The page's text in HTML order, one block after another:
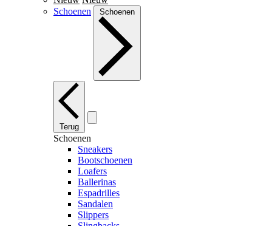
Schoenen
Schoenen
Terug
Schoenen
Sneakers
Bootschoenen
Loafers
Ballerinas
Espadrilles
Sandalen
Slippers